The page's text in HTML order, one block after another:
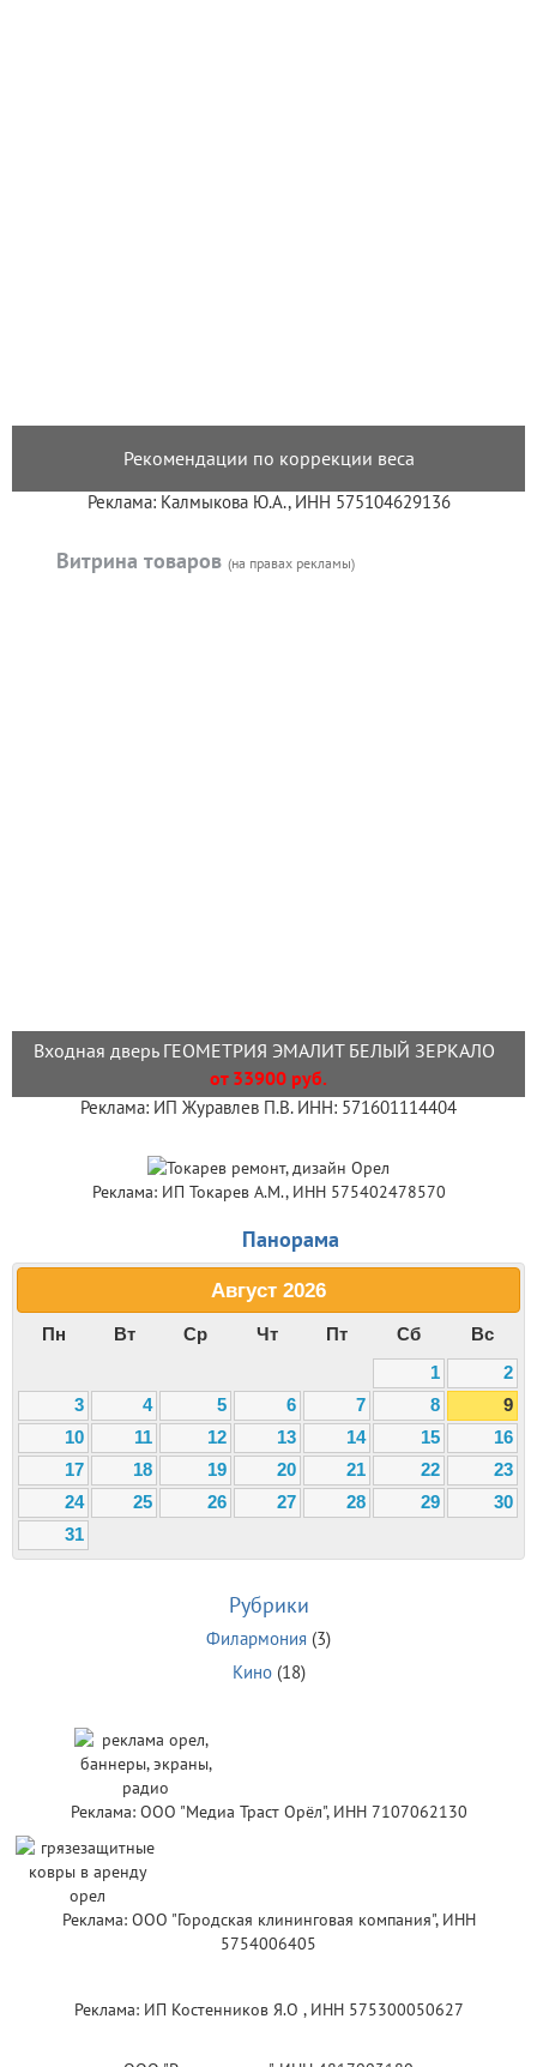
Рекомендации по коррекции веса
Реклама: Калмыкова Ю.А., ИНН 575104629136
Витрина товаров (на правах рекламы)
Входная дверь ГЕОМЕТРИЯ ЭМАЛИТ БЕЛЫЙ ЗЕРКАЛО
от 33900 руб.
Реклама: ИП Журавлев П.В. ИНН: 571601114404
Реклама: ИП Токарев А.М., ИНН 575402478570
Панорама
Август 2026
Пн Вт Ср Чт Пт Сб
Вс
1
2
3
4 5 6 7 8
9
10
11 12 13 14 15
16
17
18 19 20 21 22
23
24
25 26 27 28 29
30
31
Рубрики
Филармония (3)
Кино(18)
Реклама: ООО "Медиа Траст Орёл", ИНН 7107062130
Реклама: ООО "Городская клининговая компания", ИНН
5754006405
Реклама: ИП Костенников Я.О , ИНН 575300050627